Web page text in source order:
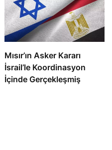
Mısır’ın Asker Kararı
İsrail’le Koordinasyon
İçinde Gerçekleşmiş